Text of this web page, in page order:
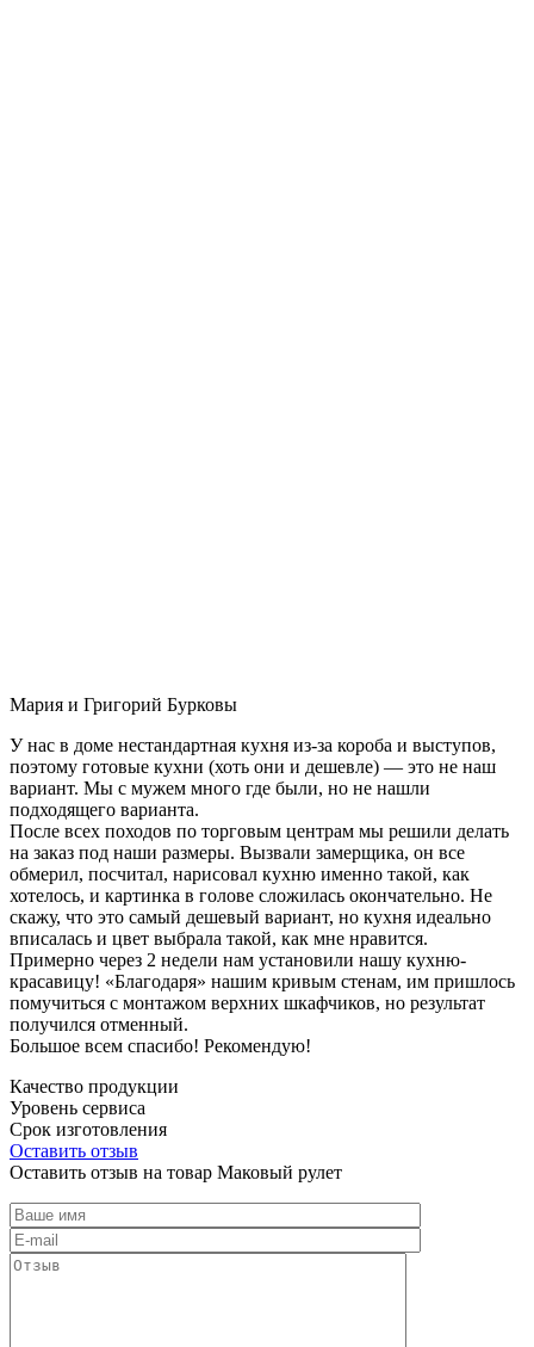
Мария и Григорий Бурковы
У нас в доме нестандартная кухня из-за короба и выступов,
поэтому готовые кухни (хоть они и дешевле) — это не наш
вариант. Мы с мужем много где были, но не нашли
подходящего варианта.
После всех походов по торговым центрам мы решили делать
на заказ под наши размеры. Вызвали замерщика, он все
обмерил, посчитал, нарисовал кухню именно такой, как
хотелось, и картинка в голове сложилась окончательно. Не
скажу, что это самый дешевый вариант, но кухня идеально
вписалась и цвет выбрала такой, как мне нравится.
Примерно через 2 недели нам установили нашу кухню-
красавицу! «Благодаря» нашим кривым стенам, им пришлось
помучиться с монтажом верхних шкафчиков, но результат
получился отменный.
Большое всем спасибо! Рекомендую!
Качество продукции
Уровень сервиса
Срок изготовления
Оставить отзыв
Оставить отзыв на товар Маковый рулет